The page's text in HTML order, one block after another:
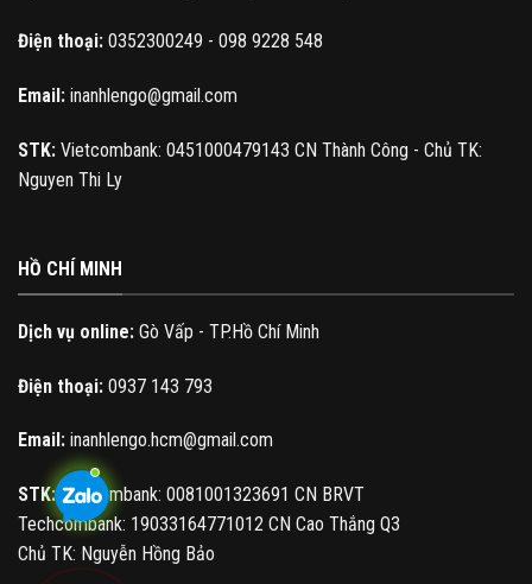
Điện thoại: 0352300249 - 098 9228 548
Email: inanhlengo@gmail.com
STK: Vietcombank: 0451000479143 CN Thành Công - Chủ TK:
Nguyen Thi Ly
HỒ CHÍ MINH
Dịch vụ online: Gò Vấp - TP.Hồ Chí Minh
Điện thoại: 0937 143 793
Email: inanhlengo.hcm@gmail.com
STK:Vietcombank: 0081001323691 CN BRVT
Techcombank: 19033164771012 CN Cao Thắng Q3
Chủ TK: Nguyễn Hồng Bảo